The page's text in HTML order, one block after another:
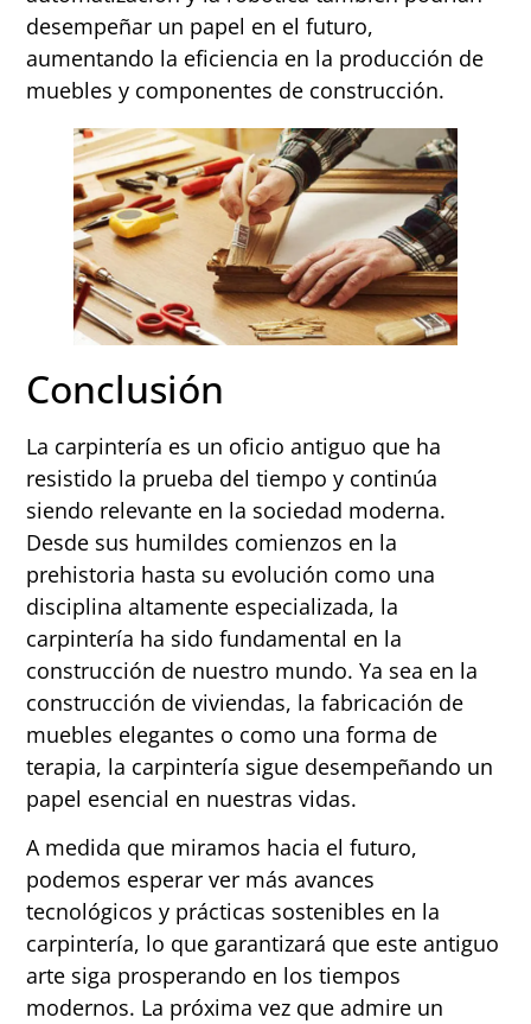
desempeñar un papel en el futuro,
aumentando la eficiencia en la producción de
muebles y componentes de construcción.
Conclusión
La carpintería es un oficio antiguo que ha
resistido la prueba del tiempo y continúa
siendo relevante en la sociedad moderna.
Desde sus humildes comienzos en la
prehistoria hasta su evolución como una
disciplina altamente especializada, la
carpintería ha sido fundamental en la
construcción de nuestro mundo. Ya sea en la
construcción de viviendas, la fabricación de
muebles elegantes o como una forma de
terapia, la carpintería sigue desempeñando un
papel esencial en nuestras vidas.
A medida que miramos hacia el futuro,
podemos esperar ver más avances
tecnológicos y prácticas sostenibles en la
carpintería, lo que garantizará que este antiguo
arte siga prosperando en los tiempos
modernos. La próxima vez que admire un